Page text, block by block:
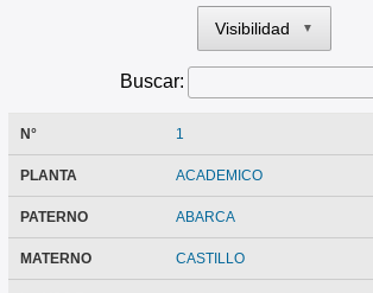
Visibilidad ▼
Buscar:
N° 1
PLANTA ACADEMICO
PATERNO ABARCA
MATERNO CASTILLO